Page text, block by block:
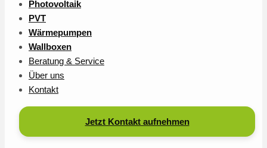
Photovoltaik
PVT
Wärmepumpen
Wallboxen
Beratung & Service
Über uns
Kontakt
Jetzt Kontakt aufnehmen